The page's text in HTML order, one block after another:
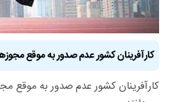
کارآفرینان کشور عدم صدور به موقع
کارآفرینان کشور عدم صدور به موقع